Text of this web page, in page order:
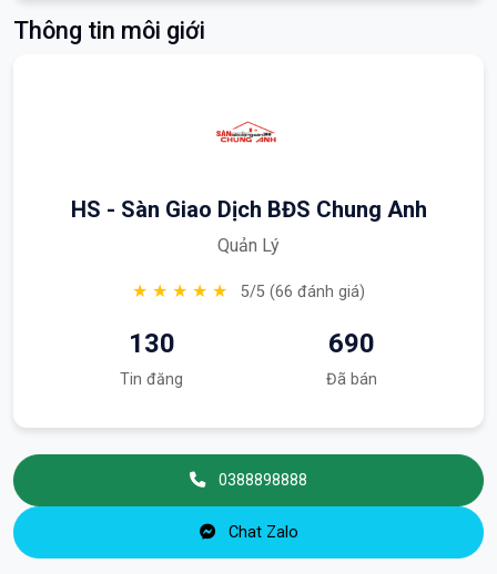
Thông tin môi giới
HS - Sàn Giao Dịch BĐS Chung Anh
Quản Lý
★ ★ ★ ★ ★ 5/5 (66 đánh giá)
130
Tin đăng
690
Đã bán
0388898888
Chat Zalo